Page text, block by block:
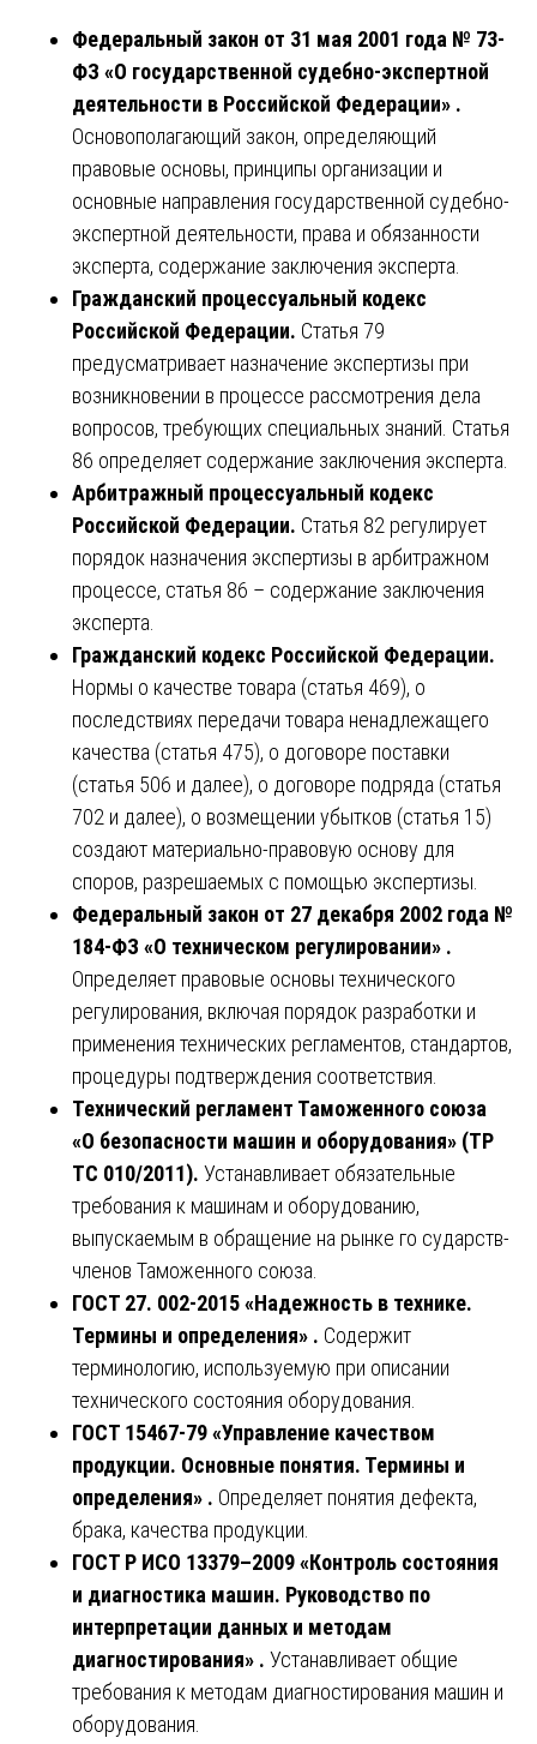
Федеральный закон от 31 мая 2001 года № 73-
ФЗ «О государственной судебно-экспертной
деятельности в Российской Федерации» .
Основополагающий закон, определяющий
правовые основы, принципы организации и
основные направления государственной судебно-
экспертной деятельности, права и обязанности
эксперта, содержание заключения эксперта.
Гражданский процессуальный кодекс
Российской Федерации. Статья 79
предусматривает назначение экспертизы при
возникновении в процессе рассмотрения дела
вопросов, требующих специальных знаний. Статья
86 определяет содержание заключения эксперта.
Арбитражный процессуальный кодекс
Российской Федерации. Статья 82 регулирует
порядок назначения экспертизы в арбитражном
процессе, статья 86 – содержание заключения
эксперта.
Гражданский кодекс Российской Федерации.
Нормы о качестве товара (статья 469), о
последствиях передачи товара ненадлежащего
качества (статья 475), о договоре поставки
(статья 506 и далее), о договоре подряда (статья
702 и далее), о возмещении убытков (статья 15)
создают материально-правовую основу для
споров, разрешаемых с помощью экспертизы.
Федеральный закон от 27 декабря 2002 года №
184-ФЗ «О техническом регулировании» .
Определяет правовые основы технического
регулирования, включая порядок разработки и
применения технических регламентов, стандартов,
процедуры подтверждения соответствия.
Технический регламент Таможенного союза
«О безопасности машин и оборудования» (ТР
ТС 010/2011). Устанавливает обязательные
требования к машинам и оборудованию,
выпускаемым в обращение на рынке го сударств-
членов Таможенного союза.
ГОСТ 27. 002-2015 «Надежность в технике.
Термины и определения» . Содержит
терминологию, используемую при описании
технического состояния оборудования.
ГОСТ 15467-79 «Управление качеством
продукции. Основные понятия. Термины и
определения» . Определяет понятия дефекта,
брака, качества продукции.
ГОСТ Р ИСО 13379–2009 «Контроль состояния
и диагностика машин. Руководство по
интерпретации данных и методам
диагностирования» . Устанавливает общие
требования к методам диагностирования машин и
оборудования.